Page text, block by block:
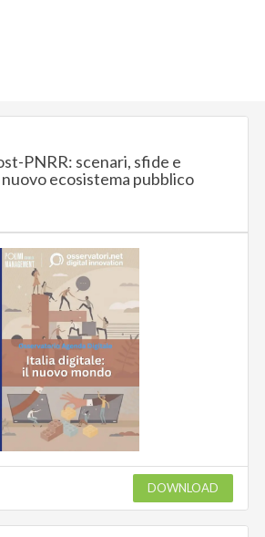
PNRR: scenari, sfide e
ecosistema pubblico
DOWNLOAD